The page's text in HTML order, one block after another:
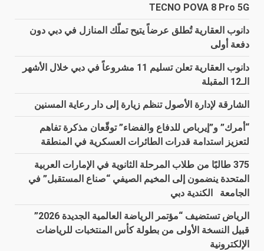
TECNO POVA 8 Pro 5G
دانوب العقارية تُطلق عرضاً يتيح تملّك المنازل في دبي دون
دفعة أولى
دانوب العقارية تعلن تسليم 11 مشروعاً في دبي خلال الأشهر
الـ12 المقبلة
الشارقة لإدارة الأصول تنظم زيارة إلى دار رعاية المسنين
“أمرك” و”إيرباص للدفاع والفضاء” توقّعان مذكرة تفاهم
لتعزيز استدامة قدرات الطائرات العسكرية في المنطقة
375 طالبًا من طلاب المرحلة الثانوية في الإمارات العربية
المتحدة ينضمون إلى المخيم الصيفي “صناع المستقبل” في
الجامعة الكندية دبي
الرياض تستضيف “مؤتمر الرياضة العالمية الجديدة 2026”
قبيل النسخة الأولى من بطولة كأس المنتخبات للرياضات
الإلكترونية